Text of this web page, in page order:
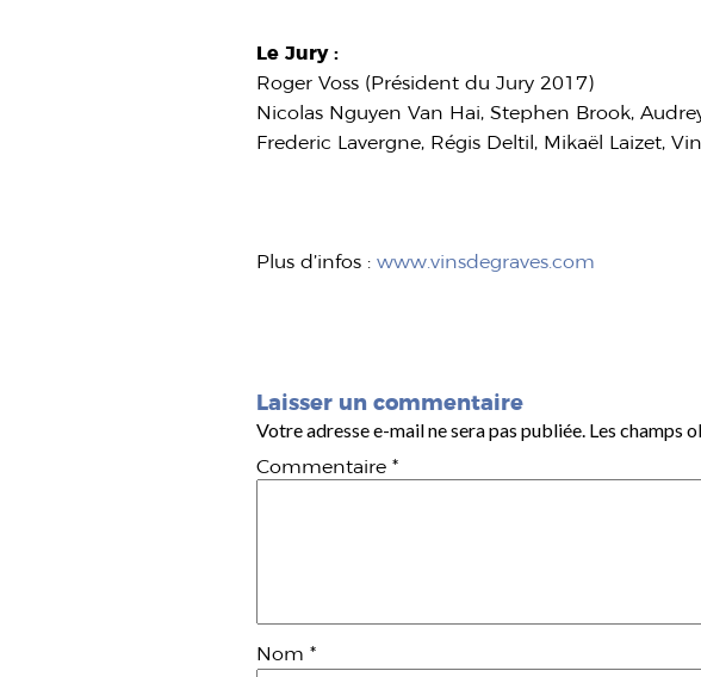
Le Jury :
Roger Voss (Président du Jury 2017)
Nicolas Nguyen Van Hai, Stephen Brook,
Frederic Lavergne, Régis Deltil, Mikaël Laizet,
Plus d’infos :www.vinsdegraves.com
Laisser un commentaire
Votre adresse e-mail ne sera pas publiée. Les champs
Commentaire*
Nom*